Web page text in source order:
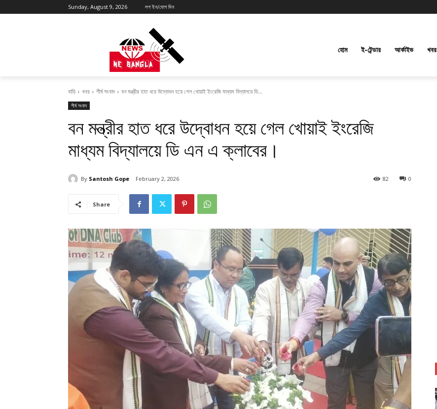
Sunday, August 9, 2026 লগ ইন/যোগ দিন
হোম ই-টেন্ডার আর্কাইভ খবর
বাড়ি খবর শীর্ষ সংবাদ বন মন্ত্রীর হাত ধরে উদ্বোধন হয়ে গেল খোয়াই ইংরেজি মাধ্যম বিদ্যালয়ে ডি...
শীর্ষ সংবাদ
বন মন্ত্রীর হাত ধরে উদ্বোধন হয়ে গেল খোয়াই ইংরেজি
মাধ্যম বিদ্যালয়ে ডি এন এ ক্লাবের।
By Santosh Gope February 2, 2026 0
82
Share